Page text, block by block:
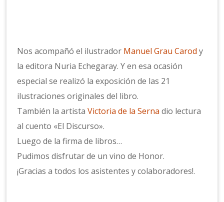
Nos acompañó el ilustrador Manuel Grau Carod y
la editora Nuria Echegaray. Y en esa ocasión
especial se realizó la exposición de las 21
ilustraciones originales del libro.
También la artistaVictoria de la Serna dio lectura
al cuento «El Discurso».
Luego de la firma de libros…
Pudimos disfrutar de un vino de Honor.
¡Gracias a todos los asistentes y colaboradores!.